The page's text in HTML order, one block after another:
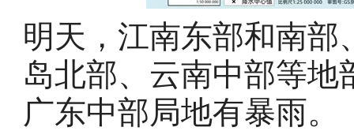
明天，江南东部和南
岛北部、云南中部等
广东中部局地有暴雨。